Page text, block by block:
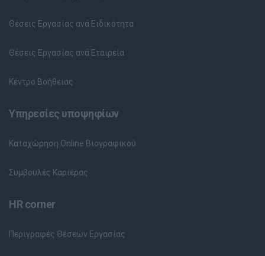
Θέσεις Εργασίας ανά Ειδικότητα
Θέσεις Εργασίας ανά Εταιρεία
Κέντρο Βοήθειας
Υπηρεσίες υποψηφίων
Καταχώρηση Online Βιογραφικού
Συμβουλές Καριέρας
HR corner
Περιγραφές Θέσεων Εργασίας